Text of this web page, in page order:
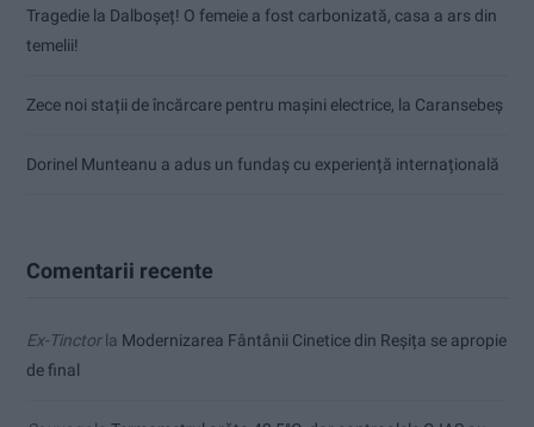
Tragedie la Dalboşeț! O femeie a fost carbonizată, casa a ars din
temelii!
Zece noi stații de încărcare pentru mașini electrice, la Caransebeș
Dorinel Munteanu a adus un fundaș cu experiență internațională
Comentarii recente
Ex-Tinctorla Modernizarea Fântânii Cinetice din Reșița se apropie
de final